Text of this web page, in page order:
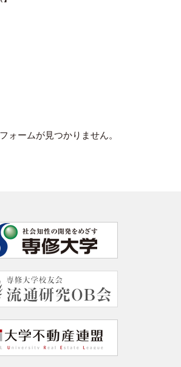
ォームが見つかりません。